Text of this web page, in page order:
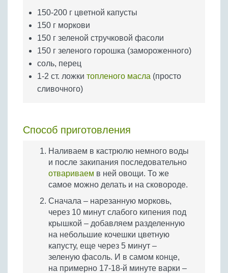
Яйца
Крупы
150-200 г цветной капусты
150 г моркови
150 г зеленой стручковой фасоли
150 г зеленого горошка (замороженного)
соль, перец
1-2 ст. ложки топленого масла (просто
сливочного)
Способ приготовления
Наливаем в кастрюлю немного воды
и после закипания последовательно
отвариваем в ней овощи. То же
самое можно делать и на сковороде.
Сначала – нарезанную морковь,
через 10 минут слабого кипения под
крышкой – добавляем разделенную
на небольшие кочешки цветную
капусту, еще через 5 минут –
зеленую фасоль. И в самом конце,
на примерно 17-18-й минуте варки –